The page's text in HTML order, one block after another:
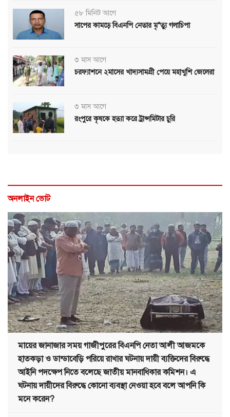
৫৮ মিনিট আগে
সাপের কামড়ে বিএনপি নেতার মৃ*ত্যু গলাচিপা
৩ মাস আগে
চরফ্যাশনে ২মাসের খাদ্যসামগ্রী পেয়ে মহাখুশি জেলেরা
৩ মাস আগে
রংপুরে কৃষকে হত্যা করে ট্রান্সমিটার চুরি
অনলাইন ভোট
মায়ের জানাজার সময় গাজীপুরের বিএনপি নেতা আলী আজমকে
হাতকড়া ও ডান্ডাবেড়ি পরিয়ে রাখার ঘটনায় দায়ী ব্যক্তিদের বিরুদ্ধে
আইনি পদক্ষেপ নিতে বলেছে জাতীয় মানবাধিকার কমিশন। এ
ঘটনায় দায়ীদের বিরুদ্ধে কোনো ব্যবস্থা নেওয়া হবে বলে আপনি কি
মনে করেন?